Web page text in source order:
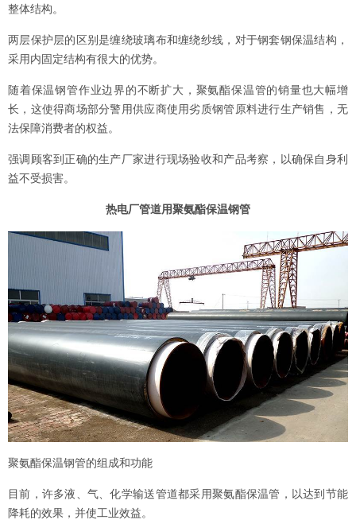
整体结构。
两层保护层的区别是缠绕玻璃布和缠绕纱线，对于钢套钢保温结构，
采用内固定结构有很大的优势。
随着保温钢管作业边界的不断扩大，聚氨酯保温管的销量也大幅增
长，这使得商场部分警用供应商使用劣质钢管原料进行生产销售，无
法保障消费者的权益。
强调顾客到正确的生产厂家进行现场验收和产品考察，以确保自身利
益不受损害。
热电厂管道用聚氨酯保温钢管
聚氨酯保温钢管的组成和功能
目前，许多液、气、化学输送管道都采用聚氨酯保温管，以达到节能
降耗的效果，并使工业效益。